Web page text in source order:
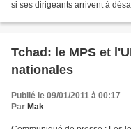
si ses dirigeants arrivent à
Tchad: le MPS et
nationales
Publié le 09/01/2011 à 00:17
Par Mak